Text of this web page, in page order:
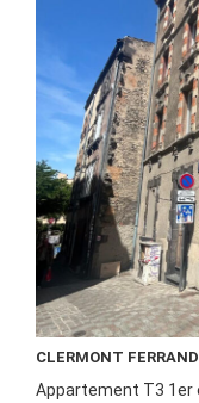
CLERMONT
Appartement T3 1er